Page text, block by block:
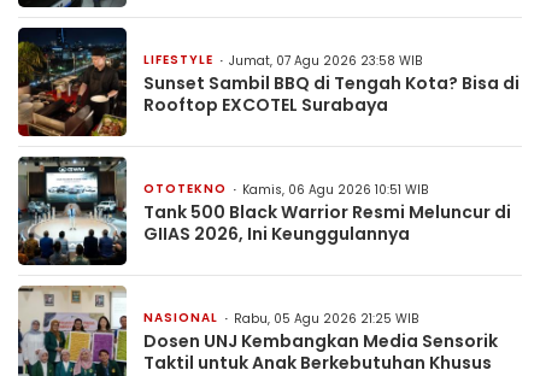
LIFESTYLE Jumat, 07 Agu 2026 23:58 WIB
Sunset Sambil BBQ di Tengah Kota? Bisa di
Rooftop EXCOTEL Surabaya
OTOTEKNO Kamis, 06 Agu 2026 10:51 WIB
Tank 500 Black Warrior Resmi Meluncur di
GIIAS 2026, Ini Keunggulannya
NASIONAL Rabu, 05 Agu 2026 21:25 WIB
Dosen UNJ Kembangkan Media Sensorik
Taktil untuk Anak Berkebutuhan Khusus